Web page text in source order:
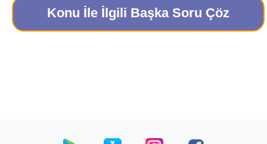
Konu İle İlgili Başka Soru Çöz